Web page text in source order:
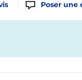
Poser une